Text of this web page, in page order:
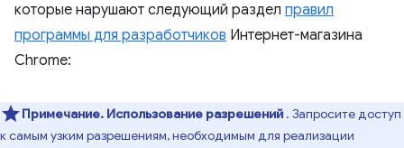
которые нарушают следующий раздел правил
программы для разработчиков Интернет-магазина
Chrome:
Примечание. Использование разрешений . Запросите доступ
к самым узким разрешениям, необходимым для реализации